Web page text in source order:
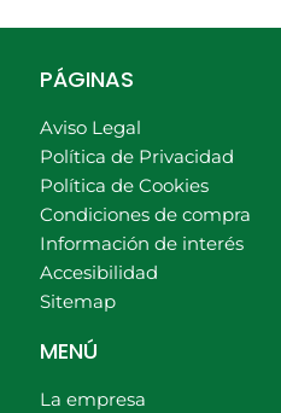
PÁGINAS
Aviso Legal
Política de Privacidad
Política de Cookies
Condiciones de compra
Información de interés
Accesibilidad
Sitemap
MENÚ
La empresa